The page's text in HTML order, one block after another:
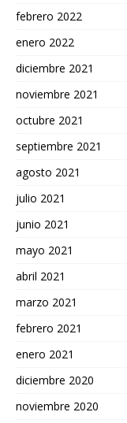
febrero 2022
enero 2022
diciembre 2021
noviembre 2021
octubre 2021
septiembre 2021
agosto 2021
julio 2021
junio 2021
mayo 2021
abril 2021
marzo 2021
febrero 2021
enero 2021
diciembre 2020
noviembre 2020